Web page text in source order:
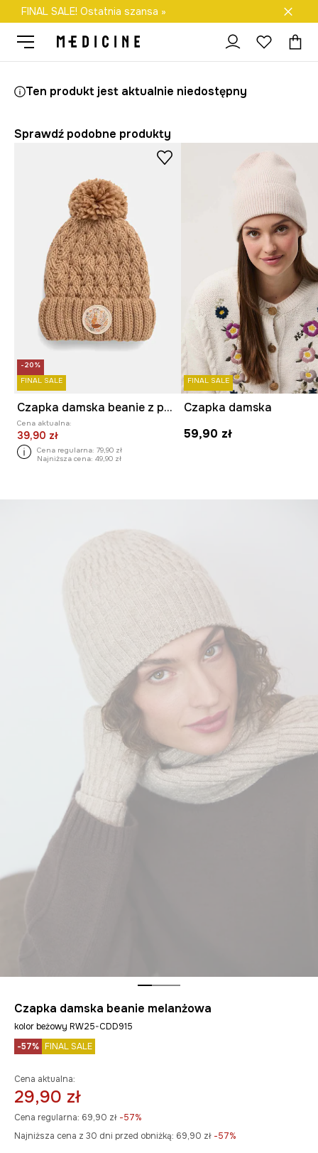
Darmowa dostawa do salonów
FINAL SALE! Ostatnia szansa »
Ten produkt jest aktualnie niedostępny
Sprawdź podobne produkty
-20%
FINAL SALE
Czapka damska beanie z pomponem
Cena aktualna:
39,90 zł
Cena regularna: 79,90 zł
Najniższa cena: 49,90 zł
FINAL SALE
Czapka damska
59,90 zł
Czapka damska beanie melanżowa
kolor beżowy RW25-CDD915
-57% FINAL SALE
Cena aktualna:
29,90 zł
Cena regularna: 69,90 zł -57%
Najniższa cena z 30 dni przed obniżką: 69,90 zł -57%